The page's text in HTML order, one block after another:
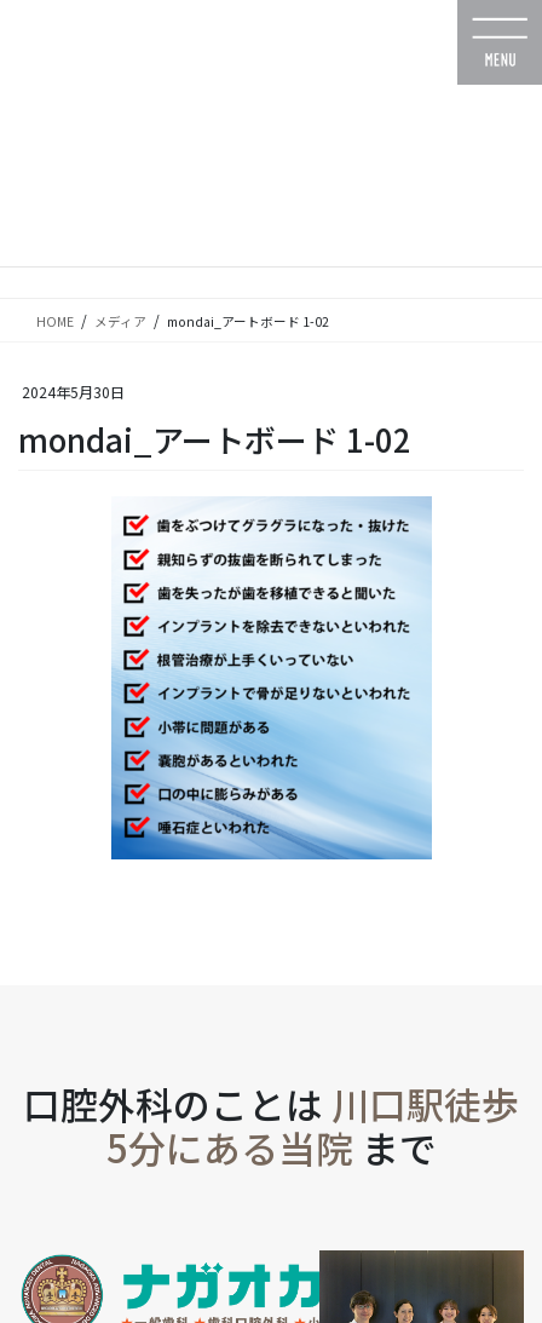
HOME メディア mondai_アートボード 1-02
2024年5月30日
mondai_アートボード 1-02
口腔外科のことは 川口駅徒歩
5分にある当院 まで